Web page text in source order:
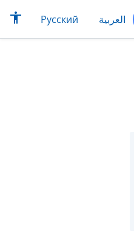
العربية Русский